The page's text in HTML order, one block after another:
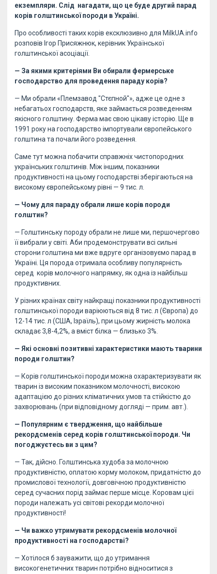
екземпляри. Слід нагадати, що це буде другий парад
корів голштинської породи в Україні.
Про особливості таких корів ексклюзивно для MilkUA.info
розповів Ігор Присяжнюк, керівник Української
голштинської асоціації.
— За якими критеріями Ви обирали фермерське
господарство для проведення параду корів?
— Ми обрали «Племзавод "Стєпной"», адже це одне з
небагатьох господарств, яке займається розведенням
якісного голштину. Ферма має свою цікаву історію. Ще в
1991 року на господарство імпортували європейського
голштина та почали його розведення.
Саме тут можна побачити справжніх чистопородних
українських голштинів. Між іншим, показники
продуктивності на цьому господарстві зберігаються на
високому європейському рівні — 9 тис. л.
— Чому для параду обрали лише корів породи
голштин?
— Голштинську породу обрали не лише ми, першочергово
її вибрали у світі. Аби продемонструвати всі сильні
сторони голштина ми вже вдруге організовуємо парад в
Україні. Ця порода отримала особливу популярність
серед корів молочного напрямку, як одна із найбільш
продуктивних.
У різних країнах світу найкращі показники продуктивності
голштинської породи варіюються від 8 тис. л (Європа) до
12-14 тис. л (США, Ізраїль), при цьому жирність молока
складає 3,8-4,2%, а вміст білка — близько 3%.
— Які основні позитивні характеристики мають тварини
породи голштин?
— Корів голштинської породи можна охарактеризувати як
тварин із високим показником молочності, високою
адаптацією до різних кліматичних умов та стійкістю до
захворювань (при відповідному догляді — прим. авт.).
— Популярним є твердження, що найбільше
рекордсменів серед корів голштинської породи. Чи
погоджуєтесь ви з цим?
— Так, дійсно. Голштинська худоба за молочною
продуктивністю, оплатою корму молоком, придатністю до
промислової технології, довговічною продуктивністю
серед сучасних порід займає перше місце. Коровам цієї
породи належать усі світові рекорди молочної
продуктивності!
— Чи важко утримувати рекордсменів молочної
продуктивності на господарстві?
— Хотілося б зауважити, що до утримання
високогенетичних тварин потрібно відноситися з